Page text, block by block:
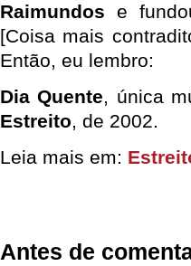
Raimundos e
[Coisa mais
Então, eu lembro:
Dia Quente, única
Estreito, de 2002.
Leia mais em:
Antes de